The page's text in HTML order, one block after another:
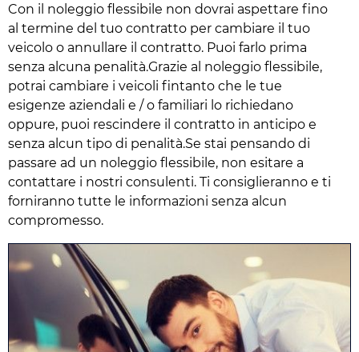
Con il noleggio flessibile non dovrai aspettare fino
al termine del tuo contratto per cambiare il tuo
veicolo o annullare il contratto. Puoi farlo prima
senza alcuna penalità.Grazie al noleggio flessibile,
potrai cambiare i veicoli fintanto che le tue
esigenze aziendali e / o familiari lo richiedano
oppure, puoi rescindere il contratto in anticipo e
senza alcun tipo di penalità.Se stai pensando di
passare ad un noleggio flessibile, non esitare a
contattare i nostri consulenti. Ti consiglieranno e ti
forniranno tutte le informazioni senza alcun
compromesso.